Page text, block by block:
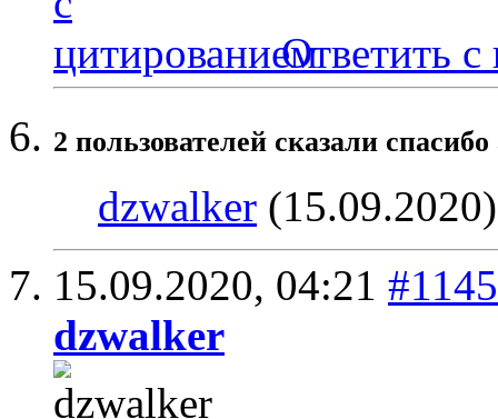
Ответить с
2 пользователей сказали
dzwalker
15.09.2020, 04:21
dzwalker